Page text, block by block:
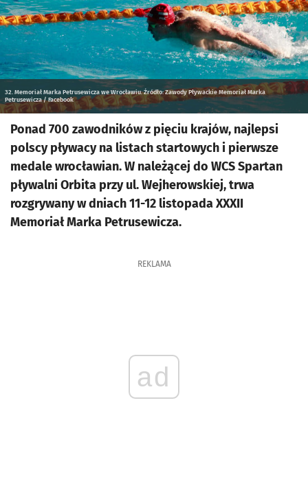
32. Memoriał Marka Petrusewicza we Wrocławiu. Źródło: Zawody Pływackie Memoriał Marka
Petrusewicza / Facebook
Ponad 700 zawodników z pięciu krajów, najlepsi
polscy pływacy na listach startowych i pierwsze
medale wrocławian. W należącej do WCS Spartan
pływalni Orbita przy ul. Wejherowskiej, trwa
rozgrywany w dniach 11-12 listopada XXXII
Memoriał Marka Petrusewicza.
REKLAMA
ad